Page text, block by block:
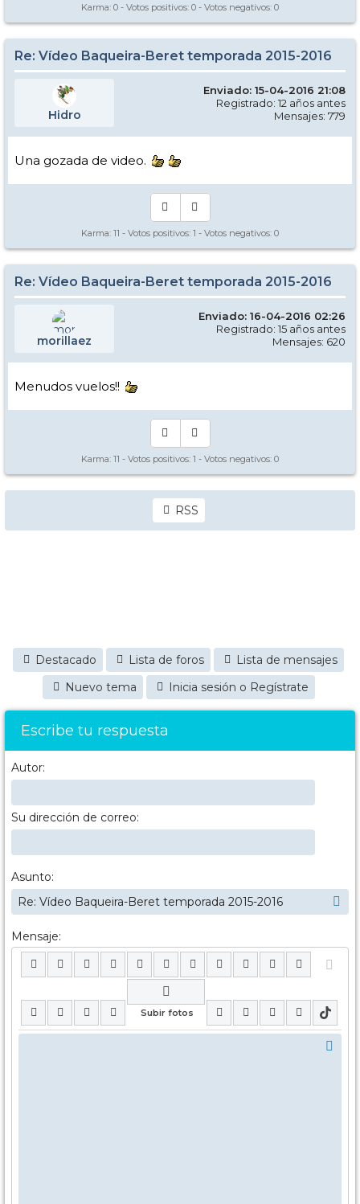
Karma: 0 - Votos positivos: 0 - Votos negativos: 0
Re: Vídeo Baqueira-Beret temporada 2015-2016
Hidro
Enviado: 15-04-2016 21:08
Registrado: 12 años antes
Mensajes: 779
Una gozada de video.
Karma: 11 - Votos positivos: 1 - Votos negativos: 0
Re: Vídeo Baqueira-Beret temporada 2015-2016
morillaez
Enviado: 16-04-2016 02:26
Registrado: 15 años antes
Mensajes: 620
Menudos vuelos!!
Karma: 11 - Votos positivos: 1 - Votos negativos: 0
RSS
Destacado Lista de foros
Lista de mensajes
Nuevo tema
Inicia sesión o Regístrate
Escribe tu respuesta
Autor:
Su dirección de correo:
Asunto:
Mensaje: